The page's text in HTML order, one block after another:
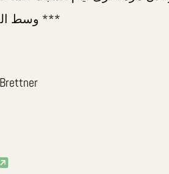
*** مباشرة U1 Weißer Turm ، وسط المدينة ***